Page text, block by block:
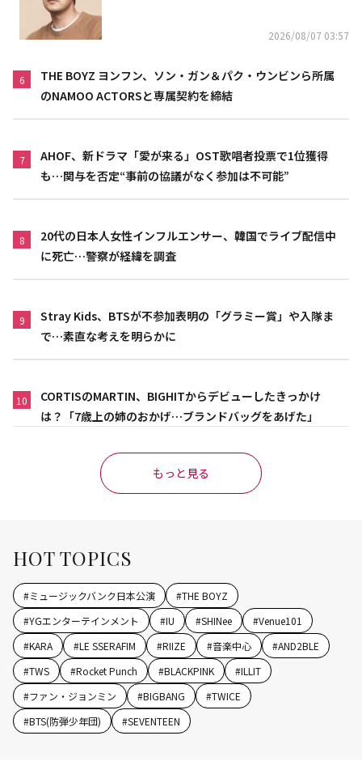
2026/08/07 03:57
6
THE BOYZ ヨンフン、ソン・ガン＆パク・ウンビンら所属
のNAMOO ACTORSと専属契約を締結
7
AHOF、新ドラマ「愛が来る」OST歌唱者投票で1位獲得
も…関与を否定“事前の協議がなく参加は不可能”
8
20代の日本人女性インフルエンサー、韓国でライブ配信中
に死亡…警察が経緯を調査
9
Stray Kids、BTSが不参加表明の「グラミー賞」や入隊ま
で…素直な考えを明らかに
10
CORTISのMARTIN、BIGHITからデビューしたきっかけ
は？「7歳上の姉のおかげ…ブランドバッグをあげた」
もっと見る
HOT TOPICS
#ミュージックバンク日本公演 #THE BOYZ
#YGエンターテインメント #IU #SHINee #Venue101
#KARA #LE SSERAFIM #RIIZE #音楽中心 #AND2BLE
#TWS #Rocket Punch #BLACKPINK #ILLIT
#ファン・ジョンミン #BIGBANG #TWICE
#BTS(防弾少年団) #SEVENTEEN